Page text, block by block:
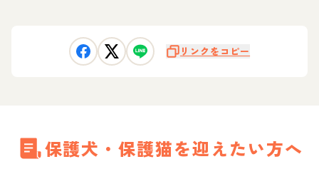
リンクをコピー
保護犬・保護猫を迎えたい方へ